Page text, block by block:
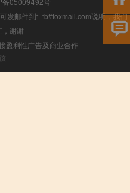
发邮件到f_fb#foxmail.com说明，我们
，谢谢
盈利性广告及商业合作